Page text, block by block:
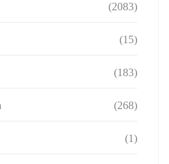
(2083)
(15)
(183)
(268)
(1)